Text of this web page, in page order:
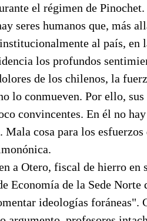
el régimen de Pinochet.
seres humanos que, más
al país, en
los profundos
de los chilenos, la
lo conmueven. Por ello,
convincentes. En él no
Mala cosa para los
a Otero, fiscal de hierro
Economía de la Sede
ideologías foráneas".